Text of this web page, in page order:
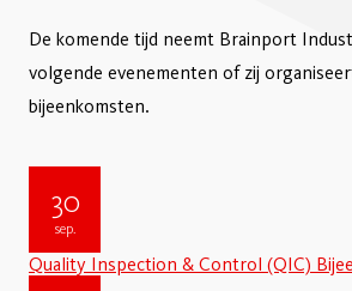
De komende tijd neemt Brainport
volgende evenementen of zij
bijeenkomsten.
30
sep.
Quality Inspection & Control (QIC)